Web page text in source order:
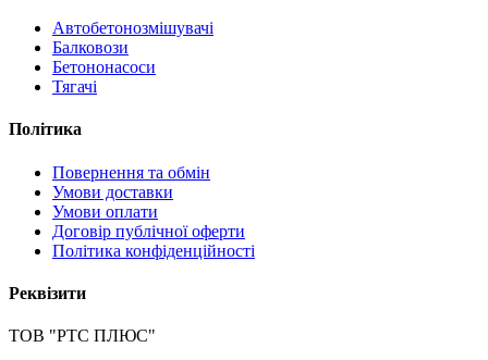
Автобетонозмішувачі
Балковози
Бетононасоси
Тягачі
Політика
Повернення та обмін
Умови доставки
Умови оплати
Договір публічної оферти
Політика конфіденційності
Реквізити
ТОВ "РТС ПЛЮС"